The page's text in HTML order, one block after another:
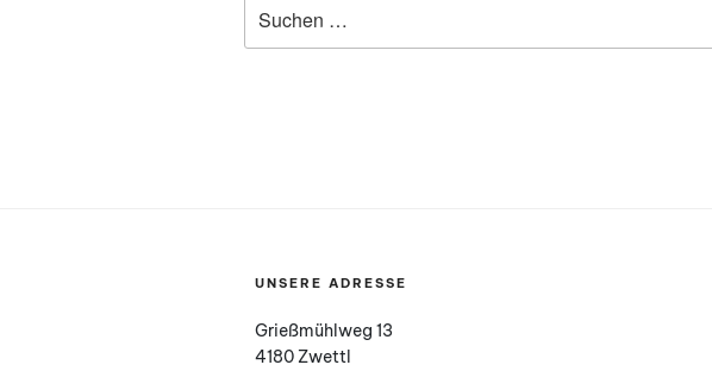
nach:
UNSERE ADRESSE
Grießmühlweg 13
4180 Zwettl